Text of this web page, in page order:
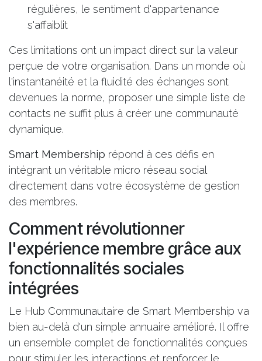
régulières, le sentiment d'appartenance
s'affaiblit
Ces limitations ont un impact direct sur la valeur
perçue de votre organisation. Dans un monde où
l'instantanéité et la fluidité des échanges sont
devenues la norme, proposer une simple liste de
contacts ne suffit plus à créer une communauté
dynamique.
Smart Membership répond à ces défis en
intégrant un véritable micro réseau social
directement dans votre écosystème de gestion
des membres.
Comment révolutionner
l'expérience membre grâce aux
fonctionnalités sociales
intégrées
Le Hub Communautaire de Smart Membership va
bien au-delà d'un simple annuaire amélioré. Il offre
un ensemble complet de fonctionnalités conçues
pour stimuler les interactions et renforcer le